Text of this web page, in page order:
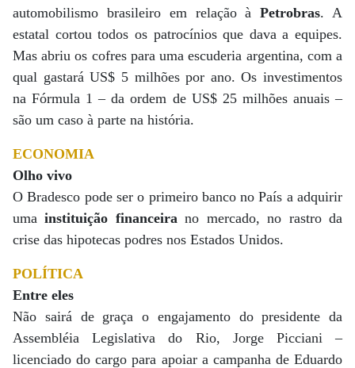
automobilismo brasileiro em relação àPetrobras. A
estatal cortou todos os patrocínios que dava a equipes.
Mas abriu os cofres para uma escuderia argentina, com a
qual gastará US$ 5 milhões por ano. Os investimentos
na Fórmula 1 – da ordem de US$ 25 milhões anuais –
são um caso à parte na história.
ECONOMIA
Olho vivo
O Bradesco pode ser o primeiro banco no País a adquirir
uma instituição financeirano mercado, no rastro da
crise das hipotecas podres nos Estados Unidos.
POLÍTICA
Entre eles
Não sairá de graça o engajamento do presidente da
Assembléia Legislativa do Rio, Jorge Picciani –
licenciado do cargo para apoiar a campanha de Eduardo